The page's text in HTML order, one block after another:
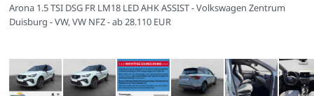
Arona 1.5 TSI DSG FR LM18 LED AHK ASSIST - Volkswagen Zentrum
Duisburg - VW, VW NFZ - ab 28.110 EUR